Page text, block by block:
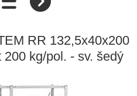
RR 132,5x40x200
kg/pol. - sv. šedý